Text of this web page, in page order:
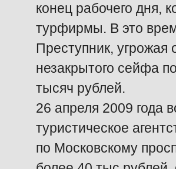
конец рабочего дня,
турфирмы. В это
Преступник, угрожая
незакрытого сейфа
тысяч рублей.
26 апреля 2009 года
туристическое
по Московскому